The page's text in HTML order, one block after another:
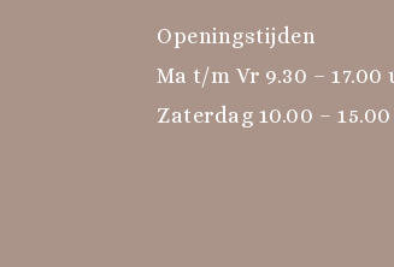
Openingstijden
Ma t/m Vr 9.30 – 17.00
Zaterdag 10.00 –